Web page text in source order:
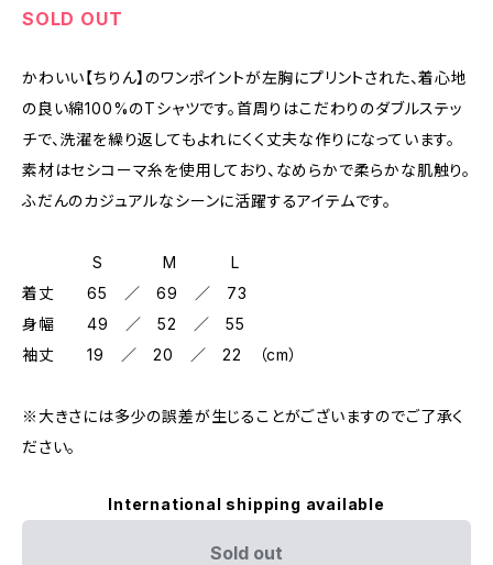
SOLD OUT
かわいい【ちりん】のワンポイントが左胸にプリントされた、着心地
の良い綿100%のTシャツです。首周りはこだわりのダブルステッ
チで、洗濯を繰り返してもよれにくく丈夫な作りになっています。
素材はセシコーマ糸を使用しており、なめらかで柔らかな肌触り。
ふだんのカジュアルなシーンに活躍するアイテムです。
S M L
着丈 65 ／ 69 ／ 73
身幅 49 ／ 52 ／ 55
袖丈 19 ／ 20 ／ 22 （cm）
※大きさには多少の誤差が生じることがございますのでご了承く
ださい。
International shipping available
Sold out